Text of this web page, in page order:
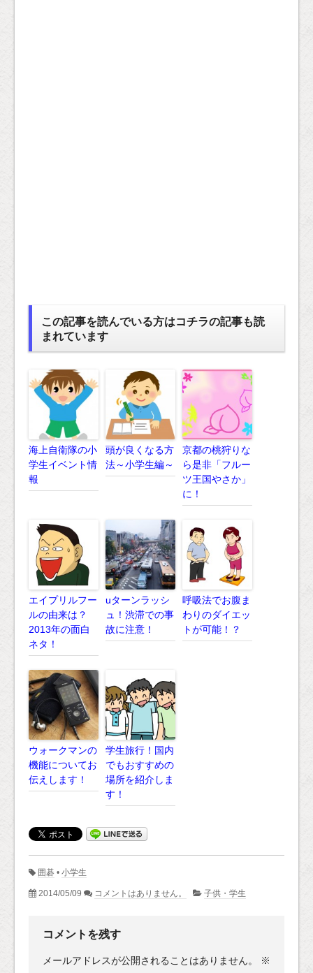
この記事を読んでいる方はコチラの記事も読
まれています
海上自衛隊の小
学生イベント情
報
頭が良くなる方
法～小学生編～
京都の桃狩りな
ら是非「フルー
ツ王国やさか」
に！
エイプリルフー
ルの由来は？
2013年の面白
ネタ！
uターンラッシ
ュ！渋滞での事
故に注意！
呼吸法でお腹ま
わりのダイエッ
トが可能！？
ウォークマンの
機能についてお
伝えします！
学生旅行！国内
でもおすすめの
場所を紹介しま
す！
囲碁 • 小学生
2014/05/09 コメントはありません。 子供・学生
コメントを残す
メールアドレスが公開されることはありません。
※